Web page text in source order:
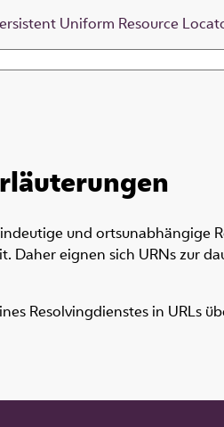
Uniform Resource
und ortsunabhängige
Daher eignen sich URNs zur
Resolvingdienstes in URLs